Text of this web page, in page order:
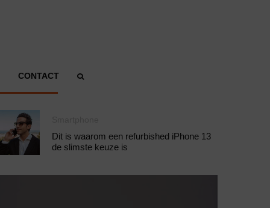
CONTACT
Dit is waarom een refurbished iPhone 13
de slimste keuze is